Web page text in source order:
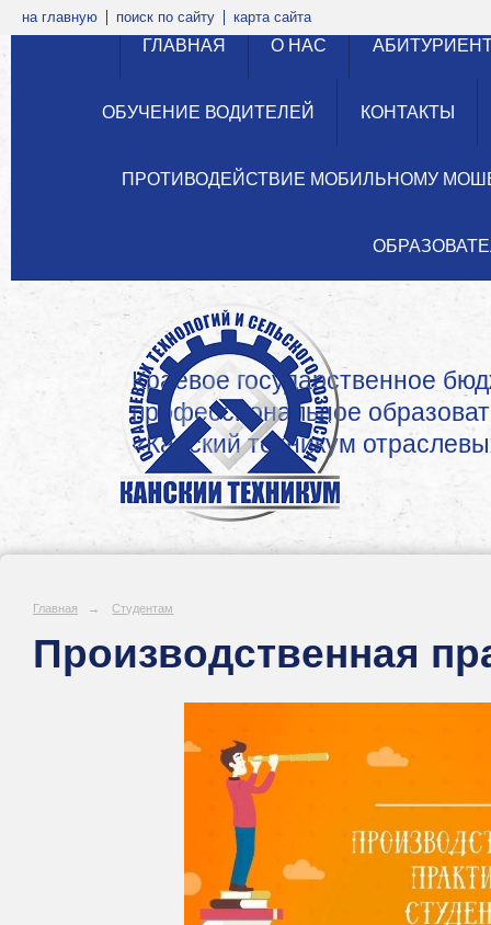
на главную поиск по сайту карта сайта
ГЛАВНАЯ О НАС
ОБУЧЕНИЕ ВОДИТЕЛЕЙ КОНТАКТЫ
ПРОТИВОДЕЙСТВИЕ МОБИЛЬНОМУ
Краевое государственное
профессиональное
«Канский техникум
Главная → Студентам
Производственная